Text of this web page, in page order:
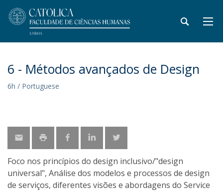
6 - Métodos avançados de Design
6h / Portuguese
Foco nos princípios do design inclusivo/"design
universal", Análise dos modelos e processos de design
de serviços, diferentes visões e abordagens do Service